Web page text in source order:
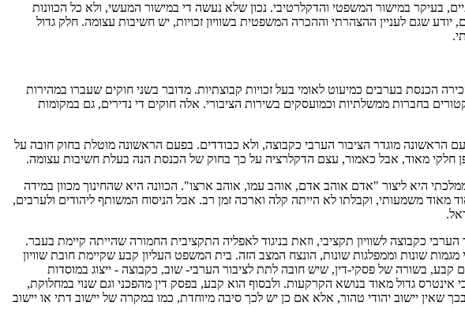
בעיקר במישור המשפטי והדקלרטיבי. נכון שלא נעשה די במישור המעשי, ולא כל הכוונות
שגם לעניין ההצהרתי וההכרה המשפטית בשוויון זכויות, יש חשיבות עצומה. חלק גדול
הכנסת בערבים כמיעוט לאומי בעל זכויות קבוצתיות. מדובר בשני חוקים שעברו במהירות
בחברות ממשלתיות וכמועסקים בשירות הציבורי. אלה חוקים די נדירים, גם במקומות
הראשונה מוגדר הציבור הערבי כקבוצה, ולא כבודדים. בפעם הראשונה מוטלת בחוק חובה על
חלקי מאוד, אבל כאמור, עצם הדקלרציה על כך בחוק של הכנסת הנה בעלת חשיבות עצומה.
היא ליצור "אדם אוהב אדם, אוהב עמו, אוהב ארצו". הכוונה היא שהחינוך מכוון במידה
מאוד משמעותי, וקבלתו לא הייתה קלה וארכה זמן רב. אבל הניסוח המשותף ליהודים ולערבים,
כקבוצה לשוויון תקציבי, וזאת בניגוד לאפליה התקציבית החמורה שהייתה קיימת בעבר.
שונות וממפלגות שונות, הונצח המצב הזה. בית המשפט העליון קבע שקיימת חובת שוויון
תקציב באופן פרופורציונלי לגודלו באוכלוסיה - דהיינו כ- 20% מסך התקציב. הוא גם קבע, בשורה של פסקי-דין, שיש חובה לתת לציבור הערבי- שוב, כקבוצה - ייצוג במוסדות
גדול מאוד בנושא הקרקעות. ולבסוף הוא קבע, בפסק דין מהפכני וגם שנוי במחלוקת,
יישוב יהודי טהור, אלא אם כן יש לכך סיבה מיוחדת, כמו במקרה של יישוב דתי או יישוב